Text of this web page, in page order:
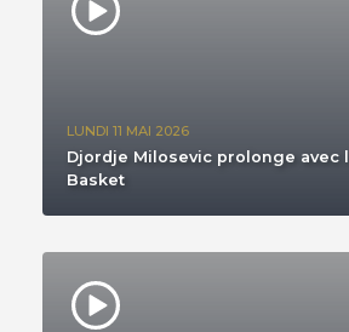
LUNDI 11 MAI 2026
Djordje Milosevic prolonge avec
Basket